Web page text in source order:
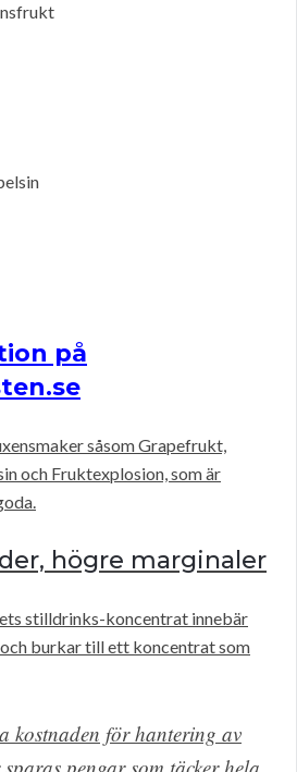
på
såsom Grapefrukt,
och Fruktexplosion, som är
högre marginaler
stilldrinks-koncentrat innebär
burkar till ett koncentrat som
kostnaden för hantering av